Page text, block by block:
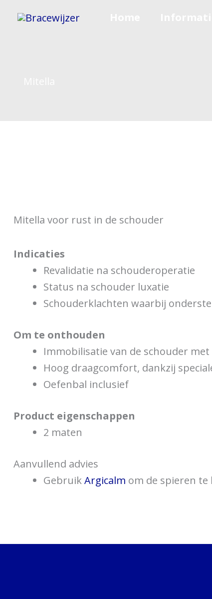
naar
Mitella voor rust in de schouder
Indicaties
Revalidatie na schouderoperatie
Status na schouder luxatie
Schouderklachten waarbij
Om te onthouden
Immobilisatie van de schouder
Hoog draagcomfort, dankzij
Oefenbal inclusief
Product eigenschappen
2 maten
Aanvullend advies
GebruikArgicalm om de spieren